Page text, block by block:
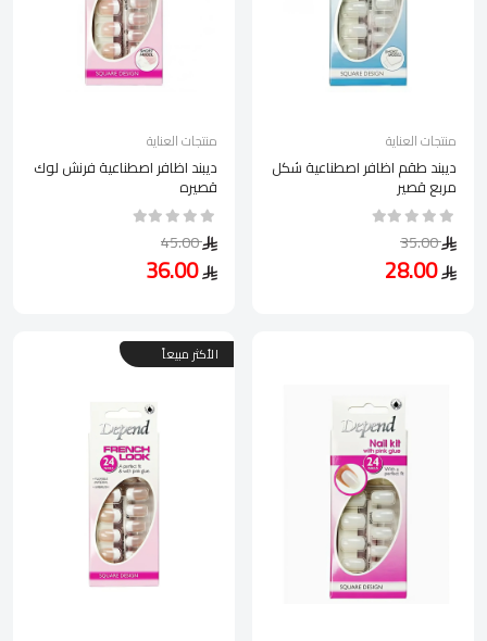
منتجات العناية
ديبند طقم اظافر اصطناعية شكل
مربع قصير
35.00
28.00
منتجات العناية
ديبند اظافر اصطناعية فرنش لوك
قصيره
45.00
36.00
الأكثر مبيعاً